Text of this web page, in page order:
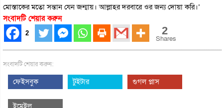
মোস্তাকের মতো সন্তান যেন জন্মায়। আল্লাহর দরবারে ওর জন্য দোয়া করি।’
সংবাদটি শেয়ার করুন
2 2
Shares
সংবাদটি শেয়ার করুন:
ফেইসবুক টুইটার গুগল প্লাস
ইমেইল